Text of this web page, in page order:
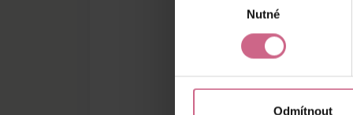
Nutné
Odmítnout